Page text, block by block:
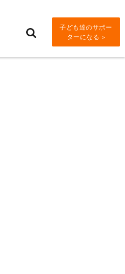
子ども達のサポー
ターになる »